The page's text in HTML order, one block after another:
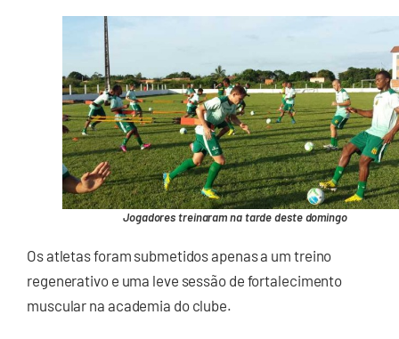
Jogadores treinaram na tarde deste domingo
Os atletas foram submetidos apenas a um treino
regenerativo e uma leve sessão de fortalecimento
muscular na academia do clube.